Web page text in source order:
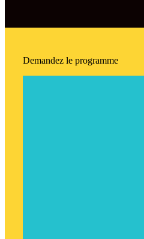
Demandez le programme